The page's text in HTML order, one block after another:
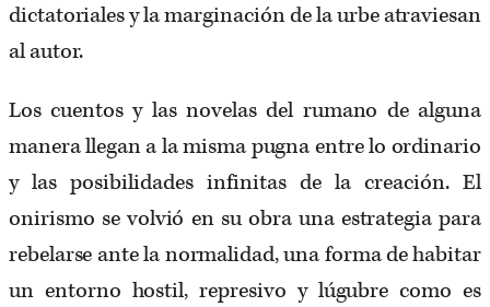
dictatoriales y la marginación de la urbe atraviesan
al autor.
Los cuentos y las novelas del rumano de alguna
manera llegan a la misma pugna entre lo ordinario
y las posibilidades infinitas de la creación. El
onirismo se volvió en su obra una estrategia para
rebelarse ante la normalidad, una forma de habitar
un entorno hostil, represivo y lúgubre como es